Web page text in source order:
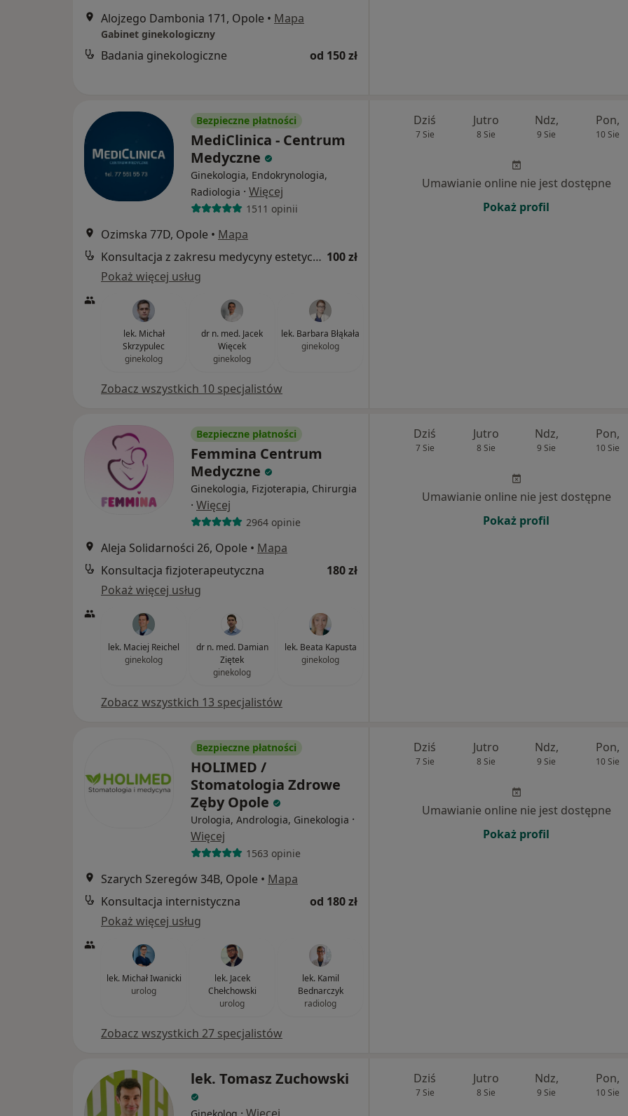
Alojzego Dambonia 171, Opole • Mapa
Gabinet ginekologiczny
Badania ginekologiczne od 150 zł
Bezpieczne płatności
MediClinica - Centrum
Medyczne
Ginekologia, Endokrynologia,
Radiologia · Więcej
1511 opinii
Ozimska 77D, Opole • Mapa
Konsultacja z zakresu medycyny estetycznej 100 zł
Pokaż więcej usług
lek. Michał
Skrzypulec
ginekolog
dr n. med. Jacek
Więcek
ginekolog
lek. Barbara Błąkała
ginekolog
Zobacz wszystkich 10 specjalistów
Dziś
7 Sie
Jutro
8 Sie
Ndz,
9 Sie
Pon,
10 Sie
Umawianie online nie jest dostępne
Pokaż profil
Bezpieczne płatności
Femmina Centrum
Medyczne
Ginekologia, Fizjoterapia, Chirurgia
· Więcej
2964 opinie
Aleja Solidarności 26, Opole • Mapa
Konsultacja fizjoterapeutyczna
180 zł
Pokaż więcej usług
lek. Maciej Reichel
ginekolog
dr n. med. Damian
Ziętek
ginekolog
lek. Beata Kapusta
ginekolog
Zobacz wszystkich 13 specjalistów
Dziś
7 Sie
Jutro
8 Sie
Ndz,
9 Sie
Pon,
10 Sie
Umawianie online nie jest dostępne
Pokaż profil
Bezpieczne płatności
HOLIMED /
Stomatologia Zdrowe
Zęby Opole
Urologia, Andrologia, Ginekologia ·
Więcej
1563 opinie
Szarych Szeregów 34B, Opole • Mapa
Konsultacja internistyczna
od 180 zł
Pokaż więcej usług
lek. Michał Iwanicki
urolog
lek. Jacek
Chełchowski
urolog
lek. Kamil
Bednarczyk
radiolog
Zobacz wszystkich 27 specjalistów
Dziś
7 Sie
Jutro
8 Sie
Ndz,
9 Sie
Pon,
10 Sie
Umawianie online nie jest dostępne
Pokaż profil
lek. Tomasz Zuchowski Dziś
7 Sie
Jutro
8 Sie
Ndz,
9 Sie
Pon,
10 Sie